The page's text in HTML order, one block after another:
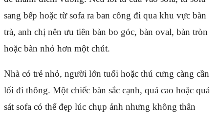
sang bếp hoặc từ sofa ra ban công đi qua khu vực bàn
trà, anh chị nên ưu tiên bàn bo góc, bàn oval, bàn tròn
hoặc bàn nhỏ hơn một chút.
Nhà có trẻ nhỏ, người lớn tuổi hoặc thú cưng càng cần
lối đi thông. Một chiếc bàn sắc cạnh, quá cao hoặc quá
sát sofa có thể đẹp lúc chụp ảnh nhưng không thân